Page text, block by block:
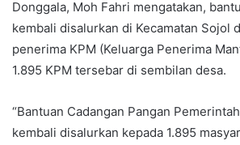
Donggala, Moh Fahri mengatakan,
kembali disalurkan di Kecamatan Sojol
penerima KPM (Keluarga Penerima
1.895 KPM tersebar di sembilan desa.
“Bantuan Cadangan Pangan
kembali disalurkan kepada 1.895